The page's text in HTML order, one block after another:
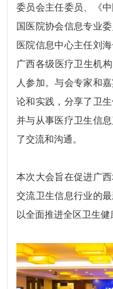
委员会主任委员、《
国医院协会信息专业
医院信息中心主任刘
广西各级医疗卫生机
人参加。与会专家和
论和实践，分享了卫
并与从事医疗卫生信
了交流和沟通。
本次大会旨在促进广
交流卫生信息行业的
以全面推进全区卫生健